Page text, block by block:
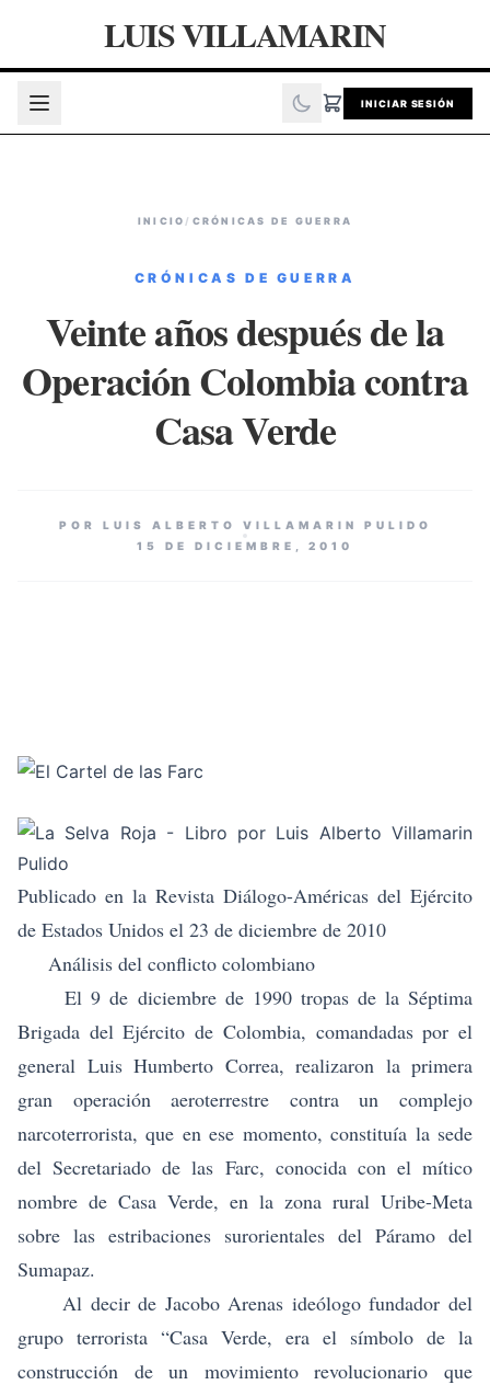
LUIS VILLAMARIN
INICIAR SESIÓN
INICIO / CRÓNICAS DE GUERRA
CRÓNICAS DE GUERRA
Veinte años después de la
Operación Colombia contra
Casa Verde
POR LUIS ALBERTO VILLAMARIN PULIDO
15 DE DICIEMBRE, 2010
Publicado en la Revista Diálogo-Américas del Ejército
de Estados Unidos el 23 de diciembre de 2010
Análisis del conflicto colombiano
El 9 de diciembre de 1990 tropas de la Séptima
Brigada del Ejército de Colombia, comandadas por el
general Luis Humberto Correa, realizaron la primera
gran operación aeroterrestre contra un complejo
narcoterrorista, que en ese momento, constituía la sede
del Secretariado de las Farc, conocida con el mítico
nombre de Casa Verde, en la zona rural Uribe-Meta
sobre las estribaciones surorientales del Páramo del
Sumapaz.
Al decir de Jacobo Arenas ideólogo fundador del
grupo terrorista “Casa Verde, era el símbolo de la
construcción de un movimiento revolucionario que